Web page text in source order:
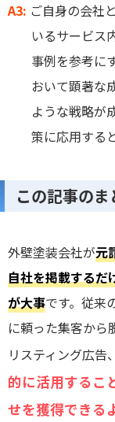
A3: ご自身の会社
いるサービス
事例を参考に
おいて顕著な
ような戦略が
策に応用する
この記事のま
外壁塗装会社が元
自社を掲載するだ
が大事です。従来
に頼った集客から
リスティング広告
的に活用するこ
せを獲得できる